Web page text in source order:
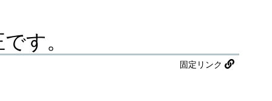
す。
固定リンク